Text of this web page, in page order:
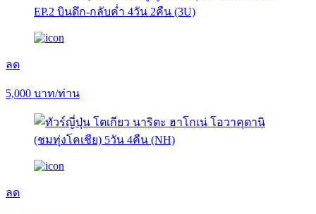
ลด
5,000 บาท/ท่าน
ลด